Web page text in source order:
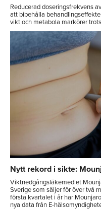
Reducerad doseringsfrekvens
att bibehålla
vikt och metabola markörer
Nytt rekord i sikte:
Viktnedgångsläkemedlet
Sverige som säljer för över två
första kvartalet i år har
nya data från E-